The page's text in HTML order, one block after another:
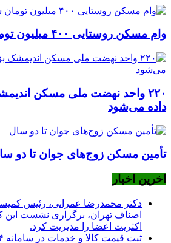
وام مسکن روستایی ۴۰۰ میلیون تومان شد
۲۲۰ واحد نهضت ملی مسکن
داده می‌شود
تأمین مسکن زوج‌های جوان تا دو
اخرین اخبار
دکتر محمدرضا عمرانی، رئیس
اصناف تهران، برگزاری نشست این
اکثریت اعضا را مدیریت کرد.